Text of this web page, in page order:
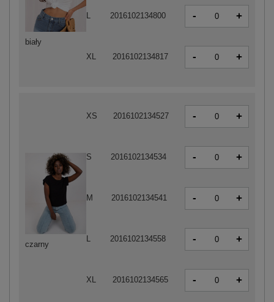
biały
L 2016102134800 - +
XL 2016102134817 - +
czarny
XS 2016102134527 - +
S 2016102134534 - +
M 2016102134541 - +
L 2016102134558 - +
XL 2016102134565 - +